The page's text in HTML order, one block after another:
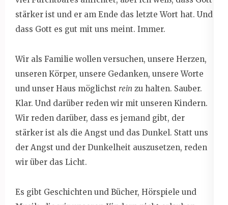
stärker ist und er am Ende das letzte Wort hat. Und
dass Gott es gut mit uns meint. Immer.
Wir als Familie wollen versuchen, unsere Herzen,
unseren Körper, unsere Gedanken, unsere Worte
und unser Haus möglichst rein zu halten. Sauber.
Klar. Und darüber reden wir mit unseren Kindern.
Wir reden darüber, dass es jemand gibt, der
stärker ist als die Angst und das Dunkel. Statt uns
der Angst und der Dunkelheit auszusetzen, reden
wir über das Licht.
Es gibt Geschichten und Bücher, Hörspiele und